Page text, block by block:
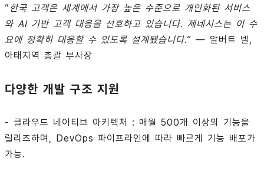
“ 한국 고객은 세계에서 가장 높은 수준으로 개인화된 서비스
와 AI 기반 고객 대응을 선호하고 있습니다. 제네시스는 이 수
요에 정확히 대응할 수 있도록 설계됐습니다.” — 알버트 넬,
아태지역 총괄 부사장
다양한 개발 구조 지원
- 클라우드 네이티브 아키텍처 : 매월 500개 이상의 기능을
릴리즈하며, DevOps 파이프라인에 따라 빠르게 기능 배포가
가능.